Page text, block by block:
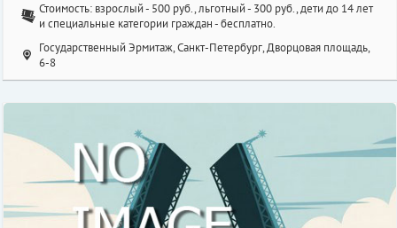
Стоимость: взрослый - 500 руб., льготный - 300 руб., дети до 14 лет
и специальные категории граждан - бесплатно.
Государственный Эрмитаж, Санкт-Петербург, Дворцовая площадь,
6-8